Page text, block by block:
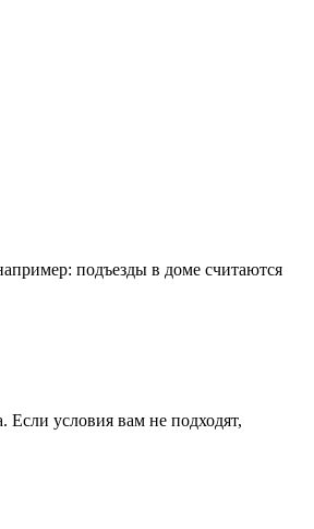
подъезды в доме считаются
условия вам не подходят,